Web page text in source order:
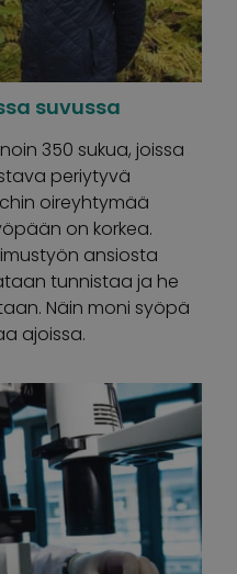
suvussa
350 sukua, joissa
periytyvä
oireyhtymää
on korkea.
ansiosta
tunnistaa ja he
Näin moni syöpä
ajoissa.